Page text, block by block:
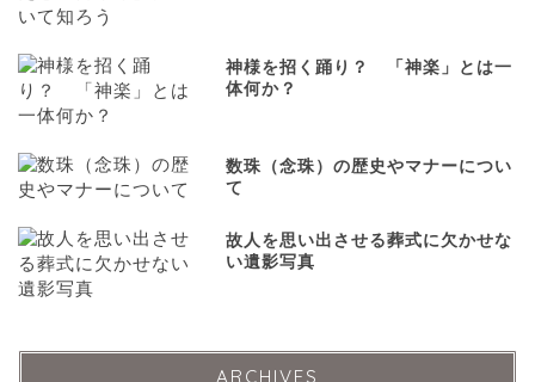
神様を招く踊り？ 「神楽」とは一
体何か？
数珠（念珠）の歴史やマナーについ
て
故人を思い出させる葬式に欠かせな
い遺影写真
ARCHIVES